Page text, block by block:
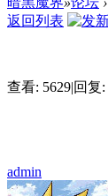
返回列表
查看: 5629|回复:
admin